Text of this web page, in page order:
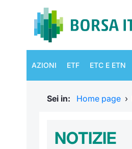
AZIONI ETF ETC E ETN
Sei in: Home page ›
NOTIZIE